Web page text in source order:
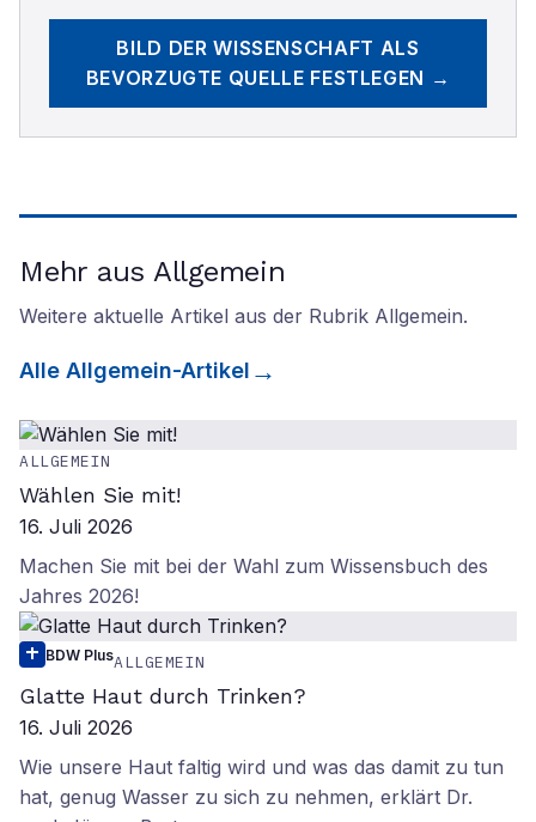
BILD DER WISSENSCHAFT ALS
BEVORZUGTE QUELLE FESTLEGEN →
Mehr aus Allgemein
Weitere aktuelle Artikel aus der Rubrik Allgemein.
Alle Allgemein-Artikel
ALLGEMEIN
Wählen Sie mit!
16. Juli 2026
Machen Sie mit bei der Wahl zum Wissensbuch des
Jahres 2026!
BDW PlusALLGEMEIN
Glatte Haut durch Trinken?
16. Juli 2026
Wie unsere Haut faltig wird und was das damit zu tun
hat, genug Wasser zu sich zu nehmen, erklärt Dr.